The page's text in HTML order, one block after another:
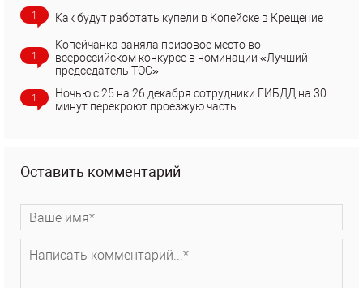
1 Как будут работать купели в Копейске в Крещение
1
Копейчанка заняла призовое место во
всероссийском конкурсе в номинации «Лучший
председатель ТОС»
1
Ночью с 25 на 26 декабря сотрудники ГИБДД на 30
минут перекроют проезжую часть
Оставить комментарий